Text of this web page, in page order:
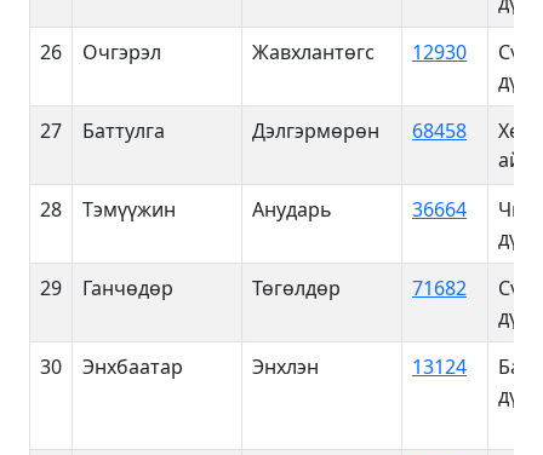
26
Очгэрэл Жавхлантөгс 12930
27
Баттулга Дэлгэрмөрөн 68458
28
Тэмүүжин Анударь 36664
29
Ганчөдөр Төгөлдөр 71682
30
Энхбаатар Энхлэн 13124